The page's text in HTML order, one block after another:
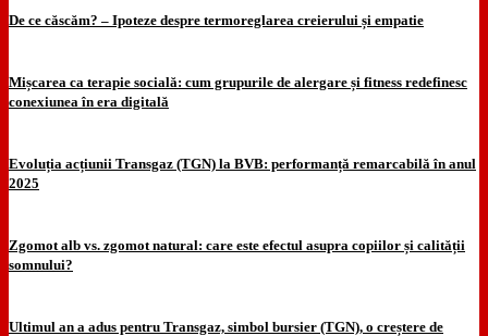
De ce căscăm? – Ipoteze despre termoreglarea creierului și empatie
Mișcarea ca terapie socială: cum grupurile de alergare și fitness redefinesc
conexiunea în era digitală
Evoluția acțiunii Transgaz (TGN) la BVB: performanță remarcabilă în anul
2025
Zgomot alb vs. zgomot natural: care este efectul asupra copiilor și calității
somnului?
Ultimul an a adus pentru Transgaz, simbol bursier (TGN), o creștere de